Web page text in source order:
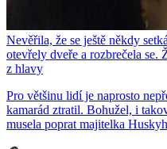
Nevěřila, že se ještě někdy
otevřely dveře a rozbrečela se.
z hlavy
Pro většinu lidí je naprosto
kamarád ztratil. Bohužel, i
musela poprat majitelka